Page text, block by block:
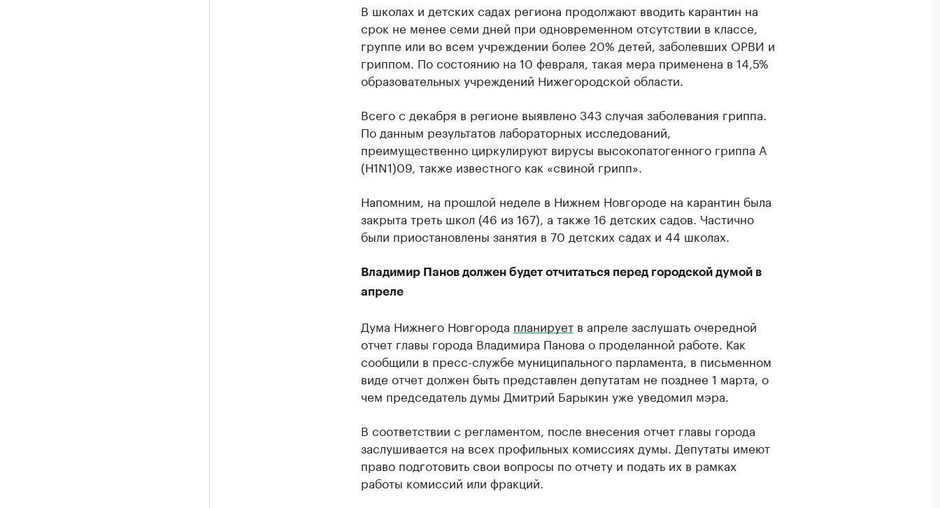
В школах и детских садах региона продолжают вводить карантин на
срок не менее семи дней при одновременном отсутствии в классе,
группе или во всем учреждении более 20% детей, заболевших ОРВИ и
гриппом. По состоянию на 10 февраля, такая мера применена в 14,5%
образовательных учреждений Нижегородской области.
Всего с декабря в регионе выявлено 343 случая заболевания гриппа.
По данным результатов лабораторных исследований,
преимущественно циркулируют вирусы высокопатогенного гриппа А
(Н1N1)09, также известного как «свиной грипп».
Напомним, на прошлой неделе в Нижнем Новгороде на карантин была
закрыта треть школ (46 из 167), а также 16 детских садов. Частично
были приостановлены занятия в 70 детских садах и 44 школах.
Владимир Панов должен будет отчитаться перед городской думой в
апреле
Дума Нижнего Новгорода планирует в апреле заслушать очередной
отчет главы города Владимира Панова о проделанной работе. Как
сообщили в пресс-службе муниципального парламента, в письменном
виде отчет должен быть представлен депутатам не позднее 1 марта, о
чем председатель думы Дмитрий Барыкин уже уведомил мэра.
В соответствии с регламентом, после внесения отчет главы города
заслушивается на всех профильных комиссиях думы. Депутаты имеют
право подготовить свои вопросы по отчету и подать их в рамках
работы комиссий или фракций.